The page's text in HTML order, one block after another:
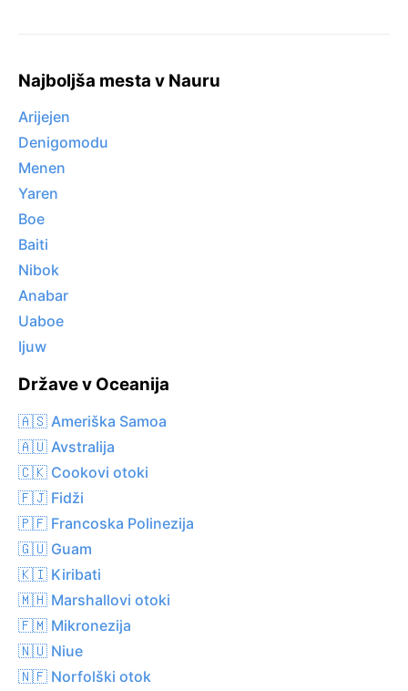
Najboljša mesta v Nauru
Arijejen
Denigomodu
Menen
Yaren
Boe
Baiti
Nibok
Anabar
Uaboe
Ijuw
Države v Oceanija
🇦🇸 Ameriška Samoa
🇦🇺 Avstralija
🇨🇰 Cookovi otoki
🇫🇯 Fidži
🇵🇫 Francoska Polinezija
🇬🇺 Guam
🇰🇮 Kiribati
🇲🇭 Marshallovi otoki
🇫🇲 Mikronezija
🇳🇺 Niue
🇳🇫 Norfolški otok